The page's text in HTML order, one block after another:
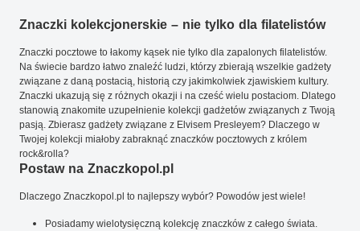
Znaczki kolekcjonerskie – nie tylko dla filatelistów
Znaczki pocztowe to łakomy kąsek nie tylko dla zapalonych filatelistów.
Na świecie bardzo łatwo znaleźć ludzi, którzy zbierają wszelkie gadżety
związane z daną postacią, historią czy jakimkolwiek zjawiskiem kultury.
Znaczki ukazują się z różnych okazji i na cześć wielu postaciom. Dlatego
stanowią znakomite uzupełnienie kolekcji gadżetów związanych z Twoją
pasją. Zbierasz gadżety związane z Elvisem Presleyem? Dlaczego w
Twojej kolekcji miałoby zabraknąć znaczków pocztowych z królem
rock&rolla?
Postaw na Znaczkopol.pl
Dlaczego Znaczkopol.pl to najlepszy wybór? Powodów jest wiele!
Posiadamy wielotysięczną kolekcję znaczków z całego świata.